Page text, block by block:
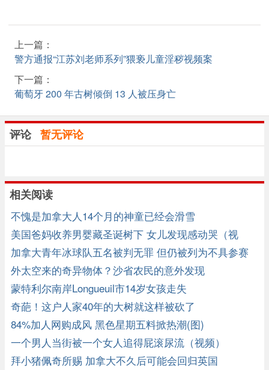
上一篇：
警方通报“江苏刘老师系列”猥亵儿童淫秽视频案
下一篇：
葡萄牙 200 年古树倾倒 13 人被压身亡
评论 暂无评论
相关阅读
不愧是加拿大人14个月的神童已经会滑雪
美国爸妈收养男婴藏圣诞树下 女儿发现感动哭（视
频）
加拿大青年冰球队五名被判无罪 但仍被列为不具参赛
资格
外太空来的奇异物体？沙省农民的意外发现
蒙特利尔南岸Longueuil市14岁女孩走失
奇葩！这户人家40年的大树就这样被砍了
84%加人网购成风 黑色星期五料掀热潮(图)
一个男人当街被一个女人追得屁滚尿流（视频）
拜小猪佩奇所赐 加拿大不久后可能会回归英国